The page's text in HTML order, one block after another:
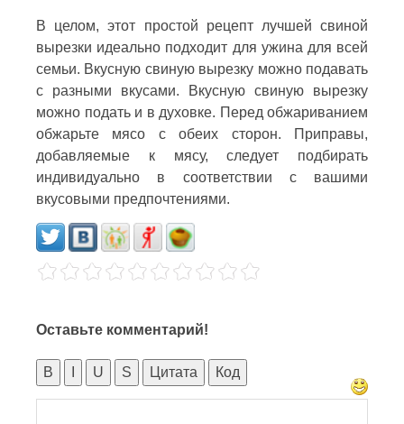
В целом, этот простой рецепт лучшей свиной
вырезки идеально подходит для ужина для всей
семьи. Вкусную свиную вырезку можно подавать
с разными вкусами. Вкусную свиную вырезку
можно подать и в духовке. Перед обжариванием
обжарьте мясо с обеих сторон. Приправы,
добавляемые к мясу, следует подбирать
индивидуально в соответствии с вашими
вкусовыми предпочтениями.
Оставьте комментарий!
B U S Цитата Код